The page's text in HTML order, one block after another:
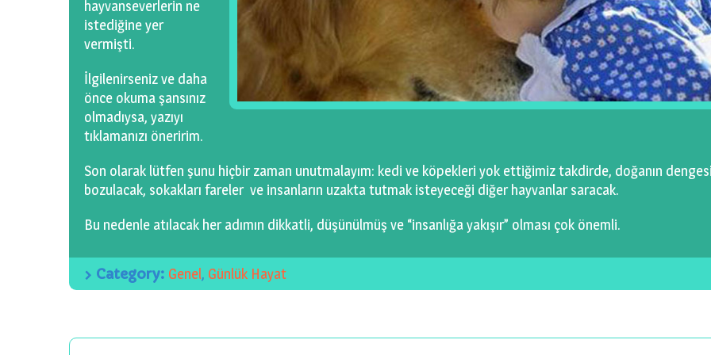
hayvanseverlerin ne
istediğine yer
vermişti.
İlgilenirseniz ve daha
önce okuma şansınız
olmadıysa, yazıyı
tıklamanızı öneririm.
Son olarak lütfen şunu hiçbir zaman unutmalayım: kedi ve köpekleri yok ettiğimiz takdirde, doğanın
bozulacak, sokakları fareler ve insanların uzakta tutmak isteyeceği diğer hayvanlar saracak.
Bu nedenle atılacak her adımın dikkatli, düşünülmüş ve “insanlığa yakışır” olması çok önemli.
Category: Genel, Günlük Hayat